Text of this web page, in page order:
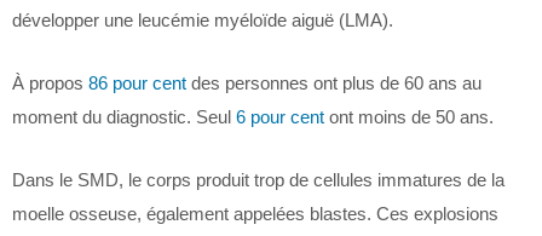
développer une leucémie myéloïde aiguë (LMA).
À propos 86 pour cent des personnes ont plus de 60 ans au
moment du diagnostic. Seul 6 pour cent ont moins de 50 ans.
Dans le SMD, le corps produit trop de cellules immatures de la
moelle osseuse, également appelées blastes. Ces explosions